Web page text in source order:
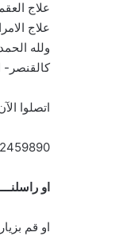
علاج
علاج
ولله
كالقنصر-
اتصلوا
او
او قم